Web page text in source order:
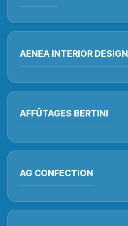
AENEA INTERIOR DESIGN
AFFÛTAGES BERTINI
AG CONFECTION